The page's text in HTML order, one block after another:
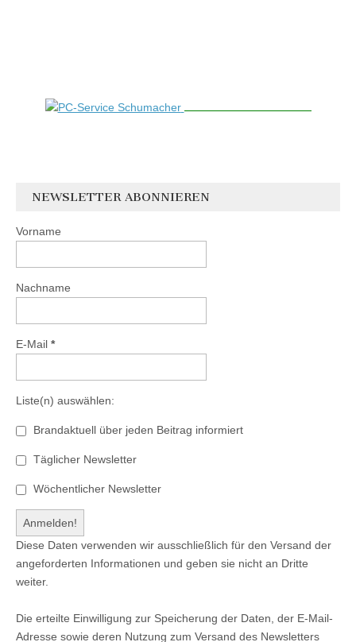
NEWSLETTER ABONNIEREN
Vorname
Nachname
E-Mail *
Liste(n) auswählen:
Brandaktuell über jeden Beitrag informiert
Täglicher Newsletter
Wöchentlicher Newsletter
Diese Daten verwenden wir ausschließlich für den Versand der
angeforderten Informationen und geben sie nicht an Dritte
weiter.
Die erteilte Einwilligung zur Speicherung der Daten, der E-Mail-
Adresse sowie deren Nutzung zum Versand des Newsletters